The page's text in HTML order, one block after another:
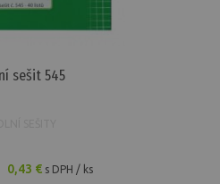
sešit 545
0,43 € s DPH / ks